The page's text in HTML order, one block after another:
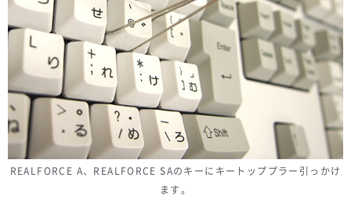
REALFORCE A、REALFORCE SAのキーにキートッププラー引っかけ
ます。